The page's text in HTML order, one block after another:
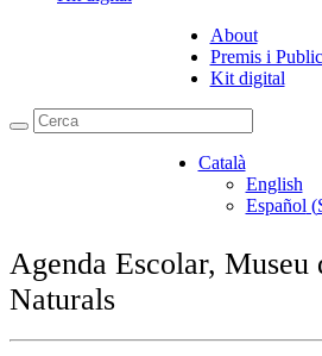
About
Premis i
Kit digital
Català
English
Español(
Agenda Escolar, Museu
Naturals